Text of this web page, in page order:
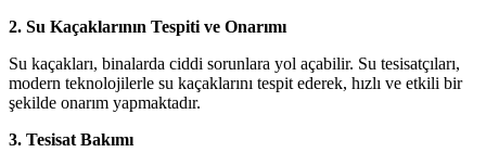
2. Su Kaçaklarının Tespiti ve Onarımı
Su kaçakları, binalarda ciddi sorunlara yol açabilir. Su tesisatçıları,
modern teknolojilerle su kaçaklarını tespit ederek, hızlı ve etkili bir
şekilde onarım yapmaktadır.
3. Tesisat Bakımı